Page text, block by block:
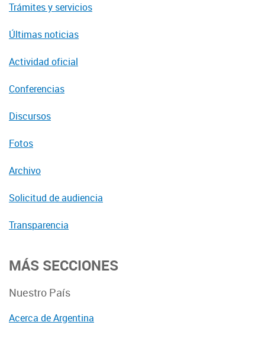
Trámites y servicios
Últimas noticias
Actividad oficial
Conferencias
Discursos
Fotos
Archivo
Solicitud de audiencia
Transparencia
MÁS SECCIONES
Nuestro País
Acerca de Argentina